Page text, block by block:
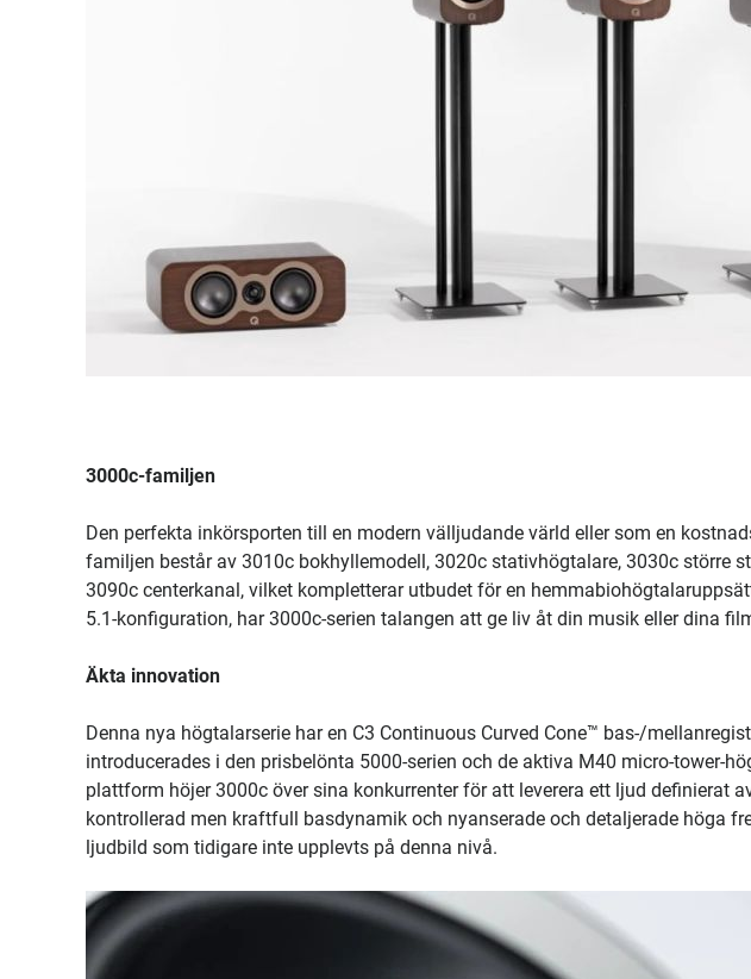
3000c-familjen
Den perfekta inkörsporten till en modern välljudande värld eller som en
familjen består av 3010c bokhyllemodell, 3020c stativhögtalare, 3030c större
3090c centerkanal, vilket kompletterar utbudet för en
5.1-konfiguration, har 3000c-serien talangen att ge liv åt din musik eller dina
Äkta innovation
Denna nya högtalarserie har en C3 Continuous Curved Cone™ bas-/
introducerades i den prisbelönta 5000-serien och de aktiva M40 micro-tower-
plattform höjer 3000c över sina konkurrenter för att leverera ett ljud definierat
kontrollerad men kraftfull basdynamik och nyanserade och detaljerade höga
ljudbild som tidigare inte upplevts på denna nivå.